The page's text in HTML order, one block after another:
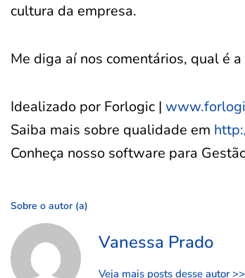
cultura da empresa.
Me diga aí nos comentários, qual é
Idealizado por Forlogic |
Saiba mais sobre qualidade em
Conheça nosso software para
Sobre o autor (a)
Vanessa Prado
Veja mais posts desse autor >>